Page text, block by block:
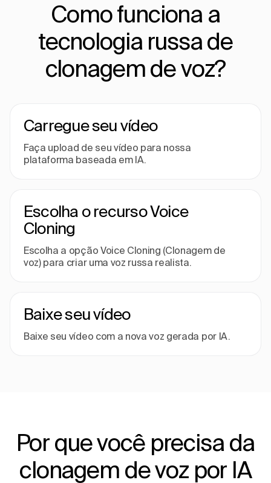
Como funciona a
tecnologia russa de
clonagem de voz?
Carregue seu vídeo
Faça upload de seu vídeo para nossa
plataforma baseada em IA.
Escolha o recurso Voice
Cloning
Escolha a opção Voice Cloning (Clonagem de
voz) para criar uma voz russa realista.
Baixe seu vídeo
Baixe seu vídeo com a nova voz gerada por IA.
Por que você precisa da
clonagem de voz por IA